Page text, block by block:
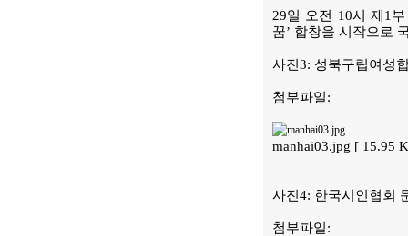
29일 오전 10시 제1
꿈’ 합창을 시작으로
사진3: 성북구립여성
첨부파일:
manhai03.jpg [ 15.95
사진4: 한국시인협회
첨부파일: